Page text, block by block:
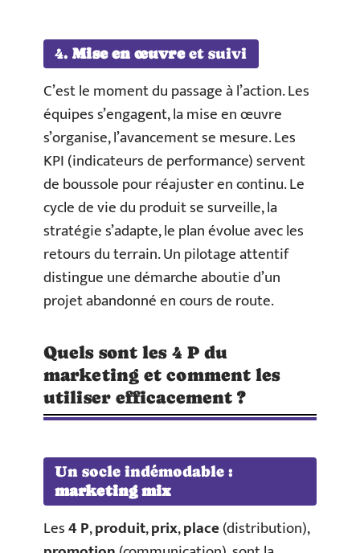
4.Mise en œuvreet suivi
C’est le moment du passage à l’action. Les
équipes s’engagent, la mise en œuvre
s’organise, l’avancement se mesure. Les
KPI (indicateurs de performance) servent
de boussole pour réajuster en continu. Le
cycle de vie du produit se surveille, la
stratégie s’adapte, le plan évolue avec les
retours du terrain. Un pilotage attentif
distingue une démarche aboutie d’un
projet abandonné en cours de route.
Quels sont les 4 P du
marketing et comment les
utiliser efficacement ?
Un socle indémodable :
marketing mix
Les4 P,produit,prix,place(distribution),